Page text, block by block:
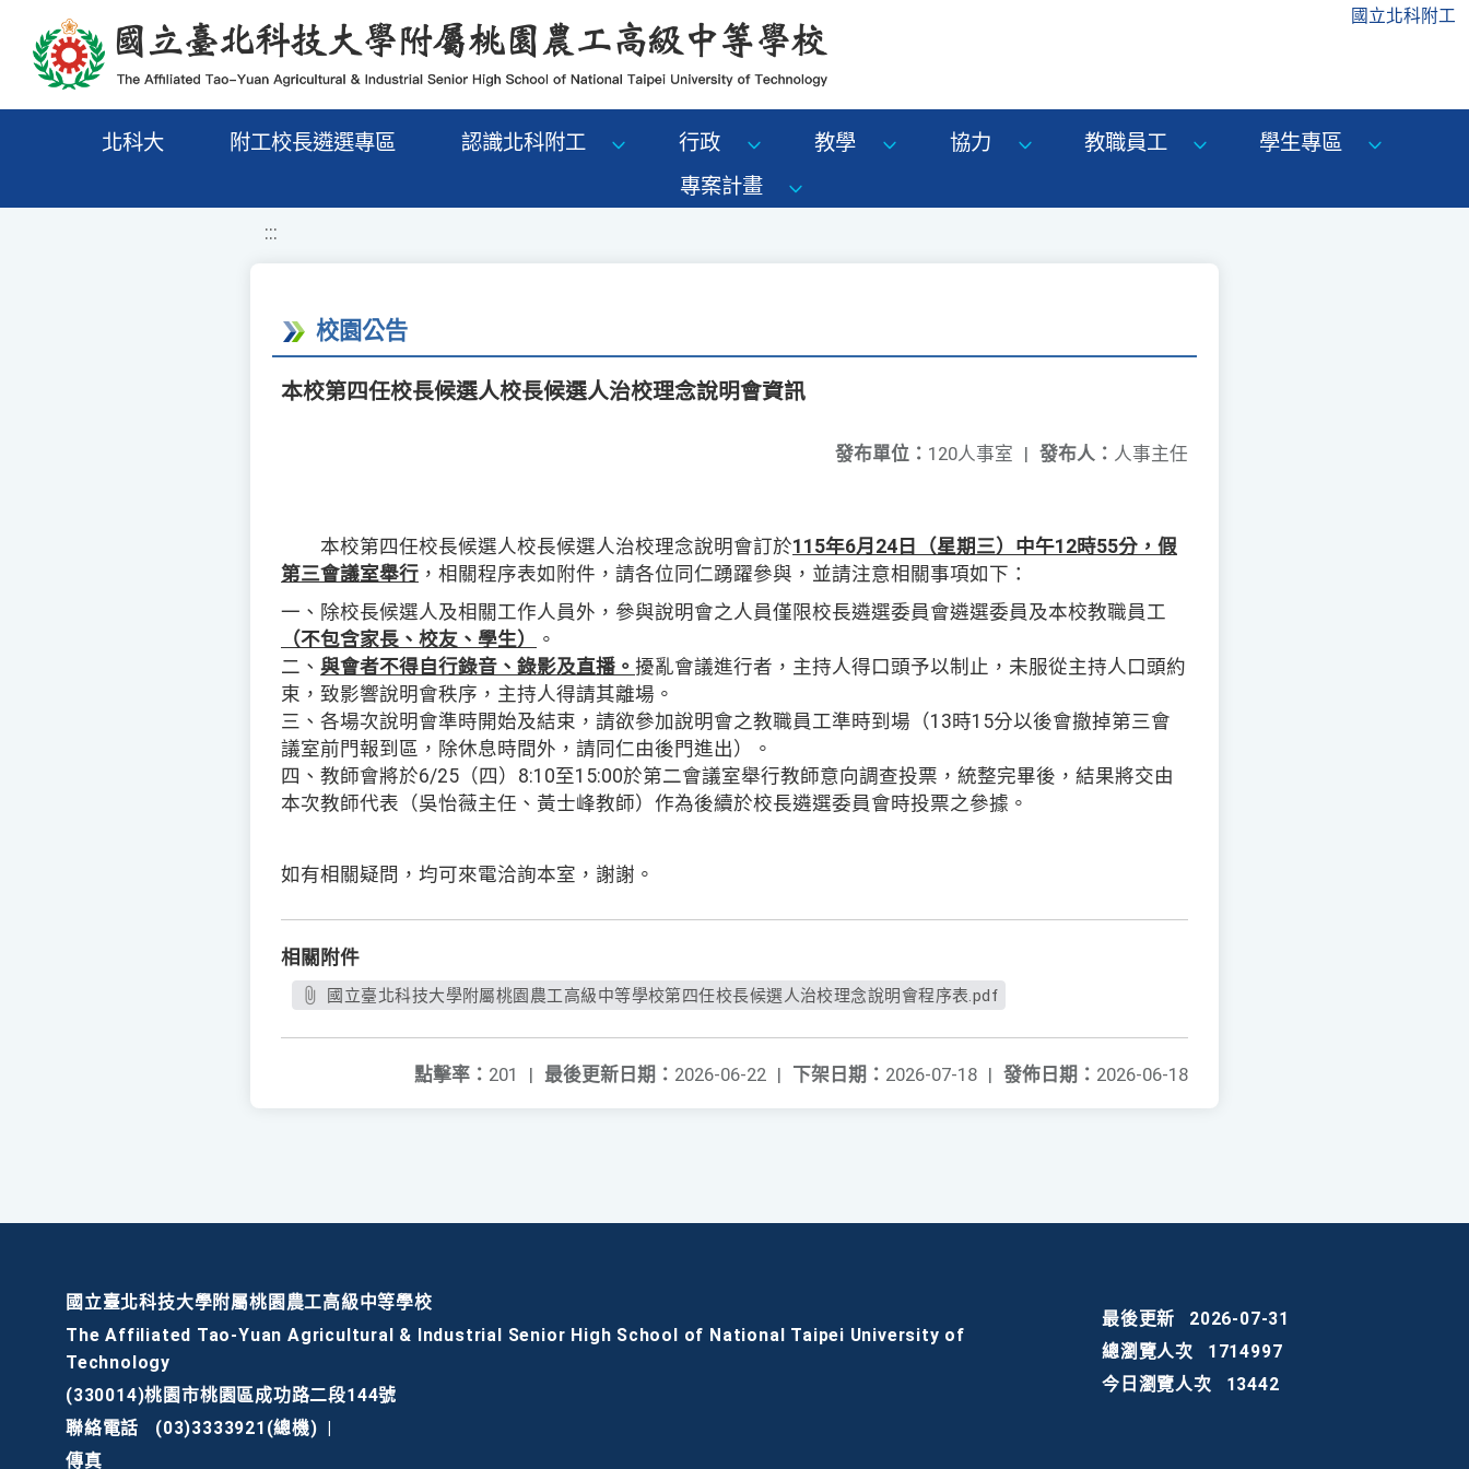
移至網頁之主要內容區位置 國立北科附工
北科大 附工校長遴選專區 認識北科附工 行政 教學 協力 教職員工
學生專區
專案計畫
:::
校園公告
本校第四任校長候選人校長候選人治校理念說明會資訊
發布人： 人事主任
發布單位： 120人事室 |
本校第四任校長候選人校長候選人治校理念說明會訂於115年6月24日（星期三）中午12時55分，假
第三會議室舉行 ，相關程序表如附件，請各位同仁踴躍參與，並請注意相關事項如下：
一、除校長候選人及相關工作人員外，參與說明會之人員僅限校長遴選委員會遴選委員及本校教職員工
（不包含家長、校友、學生）
。
二、 與會者不得自行錄音、錄影及直播。 擾亂會議進行者，主持人得口頭予以制止，未服從主持人口頭約
束，致影響說明會秩序，主持人得請其離場。
三、各場次說明會準時開始及結束，請欲參加說明會之教職員工準時到場（13時15分以後會撤掉第三會
議室前門報到區，除休息時間外，請同仁由後門進出）。
四、教師會將於6/25（四）8:10至15:00於第二會議室舉行教師意向調查投票，統整完畢後，結果將交由
本次教師代表（吳怡薇主任、黃士峰教師）作為後續於校長遴選委員會時投票之參據。
如有相關疑問，均可來電洽詢本室，謝謝。
相關附件
國立臺北科技大學附屬桃園農工高級中等學校第四任校長候選人治校理念說明會程序表.pdf
發佈日期： 2026-06-18
下架日期： 2026-07-18 |
最後更新日期： 2026-06-22 |
點擊率： 201 |
國立臺北科技大學附屬桃園農工高級中等學校
The Affiliated Tao-Yuan Agricultural & Industrial Senior High School of National Taipei University of
Technology
(330014)桃園市桃園區成功路二段144號
聯絡電話
(03)3333921(總機)
傳真
最後更新
2026-07-31
總瀏覽人次
1714997
今日瀏覽人次
13442